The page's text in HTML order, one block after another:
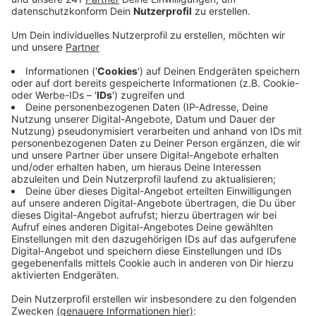
Anzeige
Wie die Polizei mitgeteilt hat, hat der Exhibitionist da
am Dienstagabend für Unruhe gesorgt. Gegen 19 Uhr
rief eine Frau die Polizei, weil ein Mann sich dort vor ihr
aufgestellt hatte und anfing, sich offen selbst zu
befriedigen.
Der mutmaßliche Täter ist kein Unbekannter, er ist der
Polizei schon mehrfach wegen solcher Handlungen
aufgefallen. Er hat keinen festen Wohnsitz und wurde
noch am Dienstag vorläufig festgenommen.
Auch in Gemünd ist vor zwei Wochen ein Exhibitionist
zum wiederholten Mal aufgefallen. Es handelt sich
aber um unterschiedliche Männer.